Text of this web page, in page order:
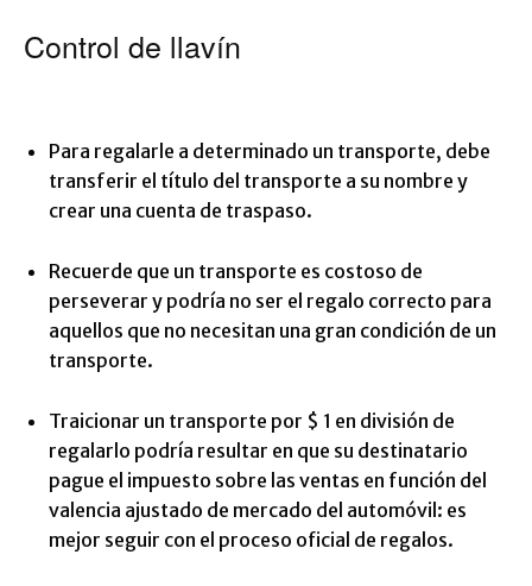
Control de llavín
Para regalarle a determinado un transporte, debe
transferir el título del transporte a su nombre y
crear una cuenta de traspaso.
Recuerde que un transporte es costoso de
perseverar y podría no ser el regalo correcto para
aquellos que no necesitan una gran condición de un
transporte.
Traicionar un transporte por $ 1 en división de
regalarlo podría resultar en que su destinatario
pague el impuesto sobre las ventas en función del
valencia ajustado de mercado del automóvil: es
mejor seguir con el proceso oficial de regalos.